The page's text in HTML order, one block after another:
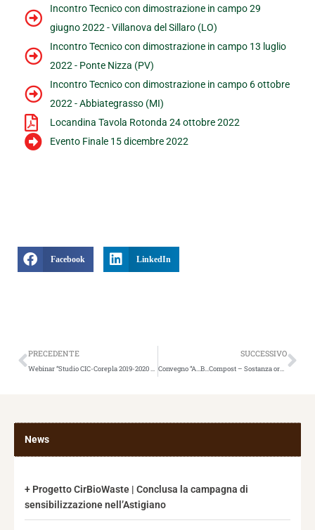
News
Progetto CirBioWaste | Conclusa la campagna di
sensibilizzazione nell’Astigiano
Incontro Tecnico con dimostrazione in campo 29
giugno 2022 - Villanova del Sillaro (LO)
Incontro Tecnico con dimostrazione in campo 13 luglio
2022 - Ponte Nizza (PV)
Incontro Tecnico con dimostrazione in campo 6 ottobre
2022 - Abbiategrasso (MI)
Locandina Tavola Rotonda 24 ottobre 2022
Evento Finale 15 dicembre 2022
Facebook LinkedIn
Precedente
PRECEDENTE
Webinar “Studio CIC-Corepla 2019-2020 – Plastiche e bioplastiche nella filiera del riciclo organico”
SUCCESSIVO
Convegno “A…B…Compost – Sostanza organica di valore in agricoltura biologica”